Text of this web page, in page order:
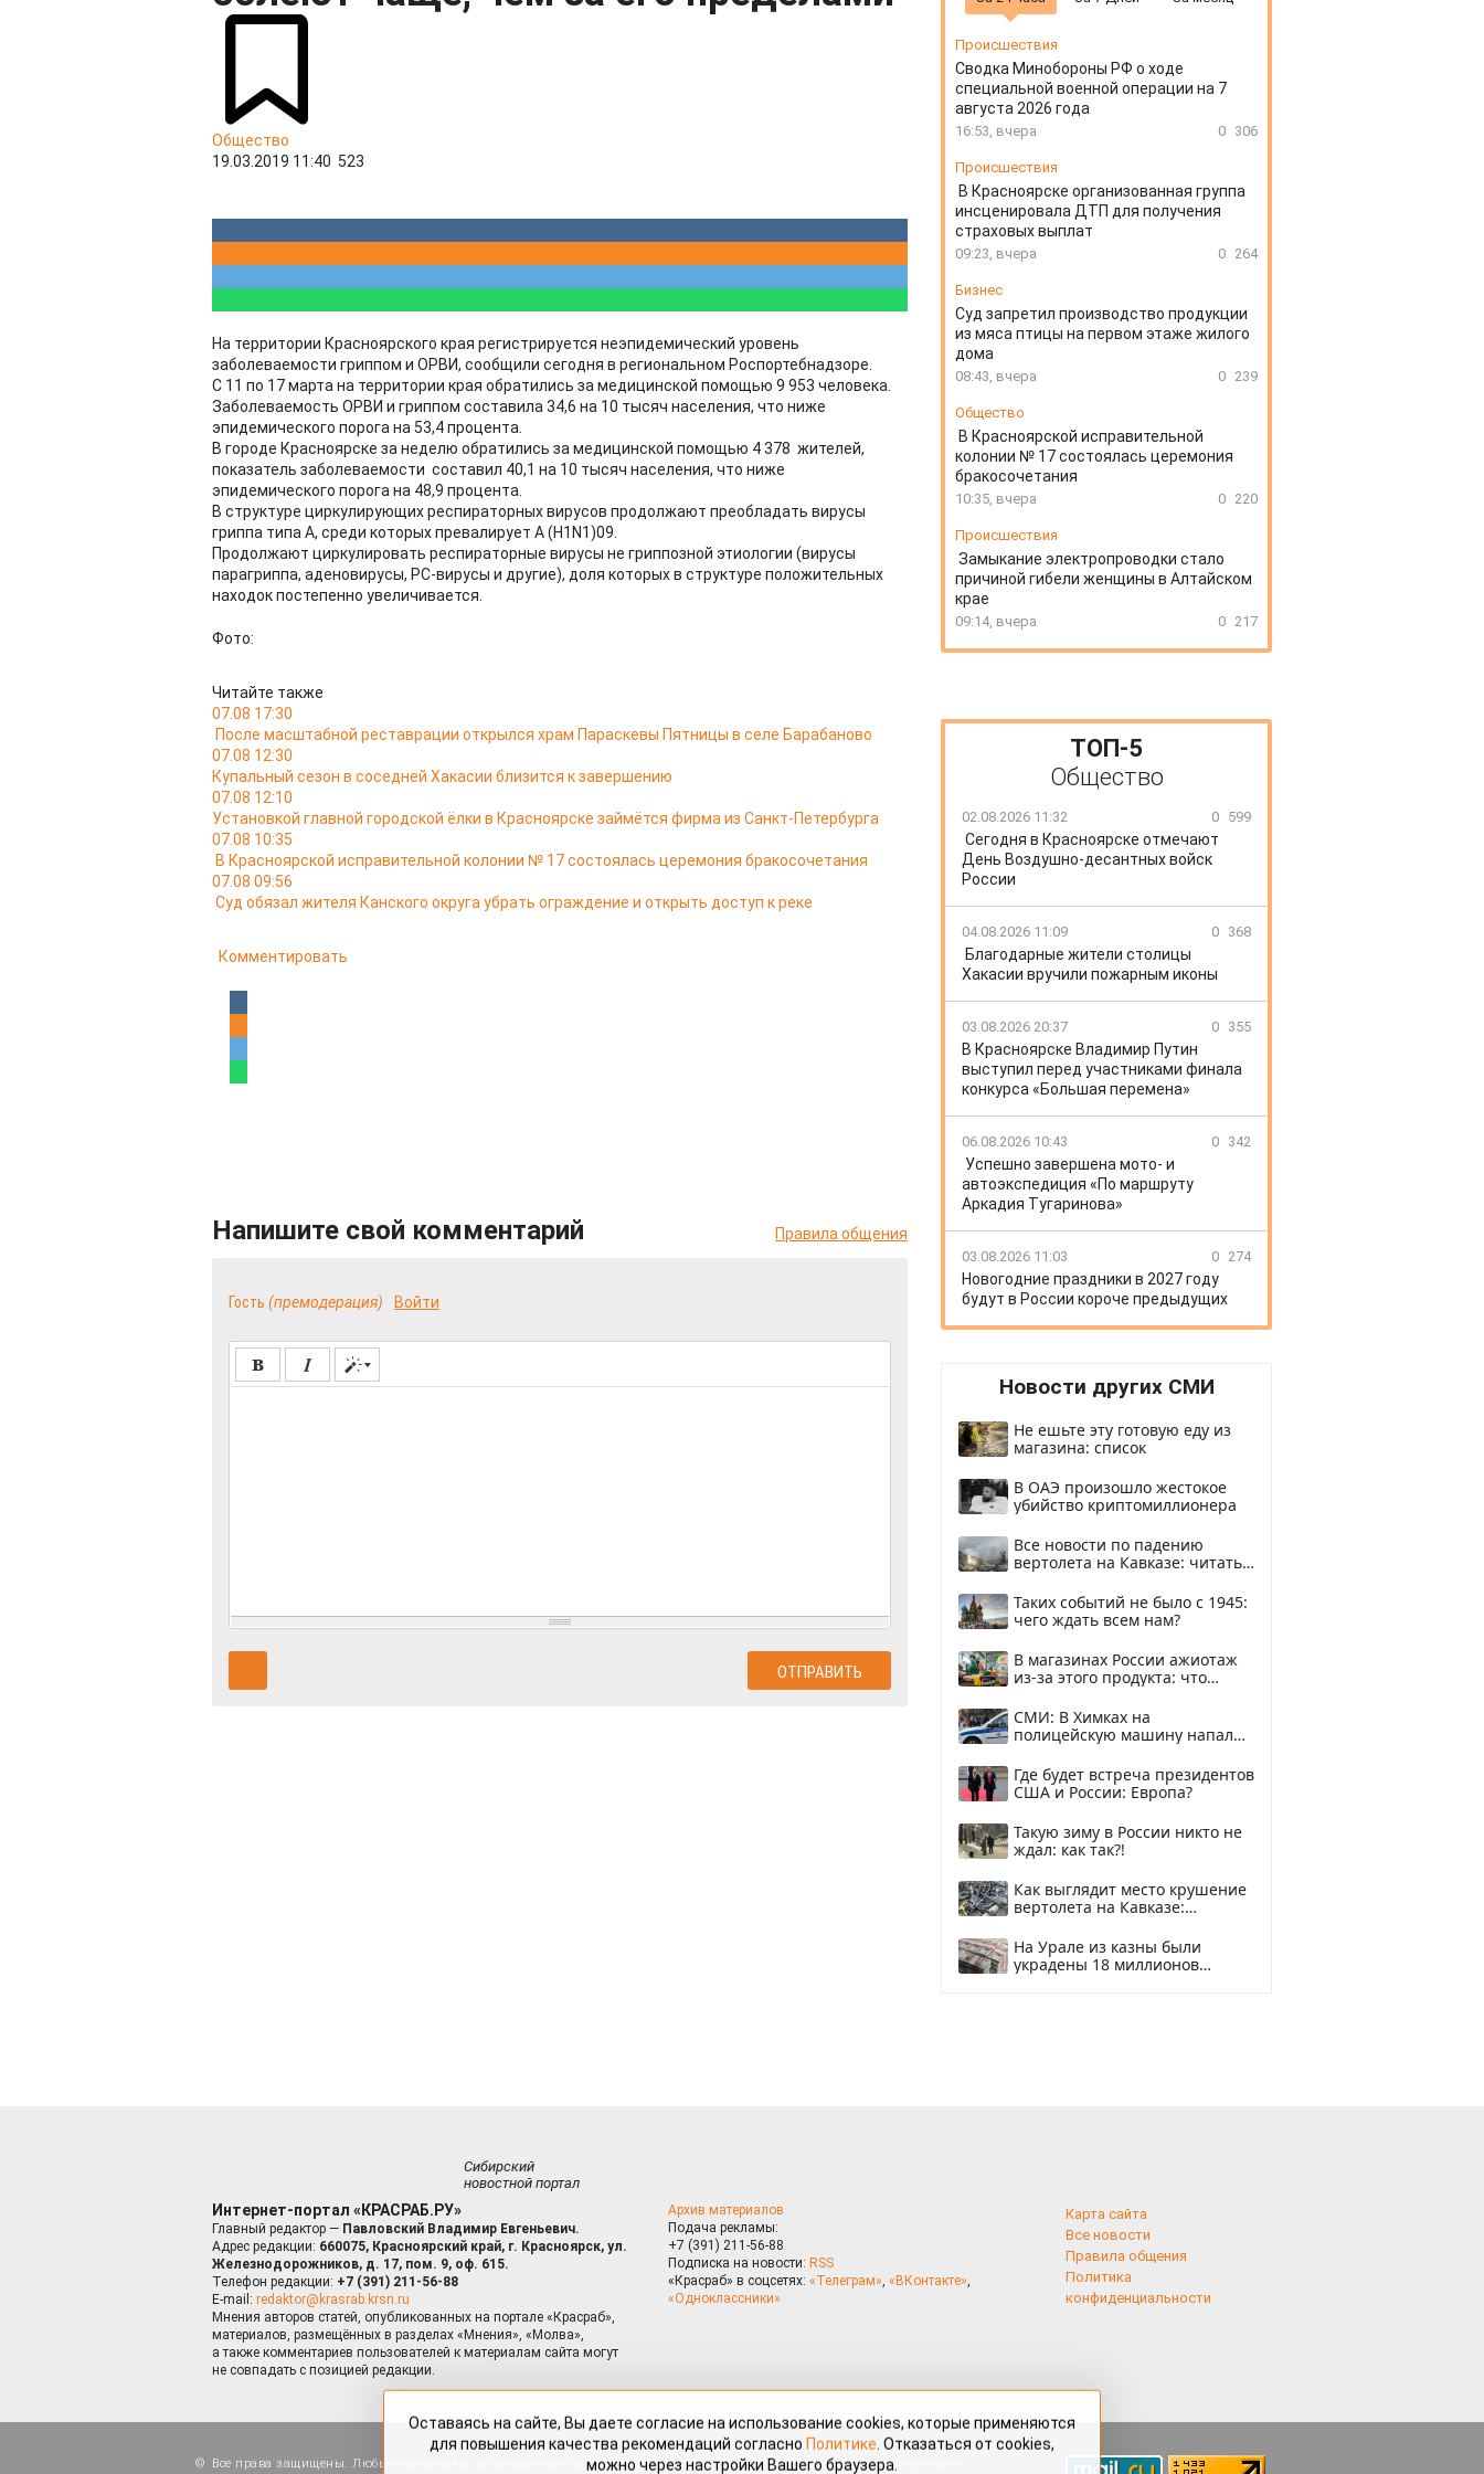
Общество
19.03.2019 11:40 523
На территории Красноярского края регистрируется неэпидемический уровень
заболеваемости гриппом и ОРВИ, сообщили сегодня в региональном Роспортебнадзоре.
С 11 по 17 марта на территории края обратились за медицинской помощью 9 953 человека.
Заболеваемость ОРВИ и гриппом составила 34,6 на 10 тысяч населения, что ниже
эпидемического порога на 53,4 процента.
В городе Красноярске за неделю обратились за медицинской помощью 4 378 жителей,
показатель заболеваемости составил 40,1 на 10 тысяч населения, что ниже
эпидемического порога на 48,9 процента.
В структуре циркулирующих респираторных вирусов продолжают преобладать вирусы
гриппа типа А, среди которых превалирует А (H1N1)09.
Продолжают циркулировать респираторные вирусы не гриппозной этиологии (вирусы
парагриппа, аденовирусы, РС-вирусы и другие), доля которых в структуре положительных
находок постепенно увеличивается.
Фото:
Читайте также
07.08 17:30
После масштабной реставрации открылся храм Параскевы Пятницы в селе Барабаново
07.08 12:30
Купальный сезон в соседней Хакасии близится к завершению
07.08 12:10
Установкой главной городской ёлки в Красноярске займётся фирма из Санкт-Петербурга
07.08 10:35
В Красноярской исправительной колонии № 17 состоялась церемония бракосочетания
07.08 09:56
Суд обязал жителя Канского округа убрать ограждение и открыть доступ к реке
Комментировать
Напишите свой комментарий Правила общения
Гость (премодерация) Войти
Происшествия
Сводка Минобороны РФ о ходе
специальной военной операции на 7
августа 2026 года
16:53, вчера 0 306
Происшествия
В Красноярске организованная группа
инсценировала ДТП для получения
страховых выплат
09:23, вчера 0 264
Бизнес
Суд запретил производство продукции
из мяса птицы на первом этаже жилого
дома
08:43, вчера 0 239
Общество
В Красноярской исправительной
колонии № 17 состоялась церемония
бракосочетания
10:35, вчера 0 220
Происшествия
Замыкание электропроводки стало
причиной гибели женщины в Алтайском
крае
09:14, вчера 0 217
ТОП-5
Общество
02.08.2026 11:32 0 599
Сегодня в Красноярске отмечают
День Воздушно-десантных войск
России
04.08.2026 11:09 0 368
Благодарные жители столицы
Хакасии вручили пожарным иконы
03.08.2026 20:37 0 355
В Красноярске Владимир Путин
выступил перед участниками финала
конкурса «Большая перемена»
06.08.2026 10:43 0 342
Успешно завершена мото- и
автоэкспедиция «По маршруту
Аркадия Тугаринова»
03.08.2026 11:03 0 274
Новогодние праздники в 2027 году
будут в России короче предыдущих
Новости других СМИ
Не ешьте эту готовую еду из
магазина: список
В ОАЭ произошло жестокое
убийство криптомиллионера
Все новости по падению
вертолета на Кавказе: читать
Таких событий не было с 1945:
чего ждать всем нам?
В магазинах России ажиотаж
из-за этого продукта: что
СМИ: В Химках на
полицейскую машину напали
Где будет встреча президентов
США и России: Европа?
Такую зиму в России никто не
ждал: как так?!
Как выглядит место крушение
вертолета на Кавказе:
На Урале из казны были
украдены 18 миллионов
Сибирский
новостной портал
Интернет-портал «КРАСРАБ.РУ»
Главный редактор — Павловский Владимир Евгеньевич.
Адрес редакции: 660075, Красноярский край, г. Красноярск, ул.
Железнодорожников, д. 17, пом. 9, оф. 615.
Телефон редакции: +7 (391) 211-56-88
E-mail: redaktor@krasrab.krsn.ru
Мнения авторов статей, опубликованных на портале «Красраб»,
материалов, размещённых в разделах «Мнения», «Молва»,
а также комментариев пользователей к материалам сайта могут
не совпадать с позицией редакции.
Архив материалов
Подача рекламы:
+7 (391) 211-56-88
Подписка на новости: RSS
«Красраб» в соцсетях: «Телеграм», «ВКонтакте»,
«Одноклассники»
Карта сайта
Все новости
Правила общения
Политика
конфиденциальности
Все права защищены. Любые материалы, размещённые на портале «Красраб.ру» сотрудниками редакции, нештатными
Оставаясь на сайте, Вы даете согласие на использование cookies, которые применяются
можно через настройки Вашего браузера.